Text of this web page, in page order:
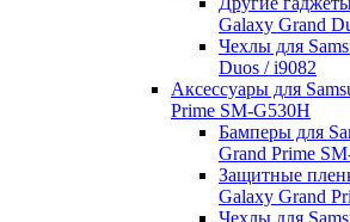
Galaxy Grand
Чехлы для
Duos / i9082
Аксессуары для
Prime SM-G530H
Бамперы для
Grand Prime
Защитные
Galaxy Grand
Чехлы для